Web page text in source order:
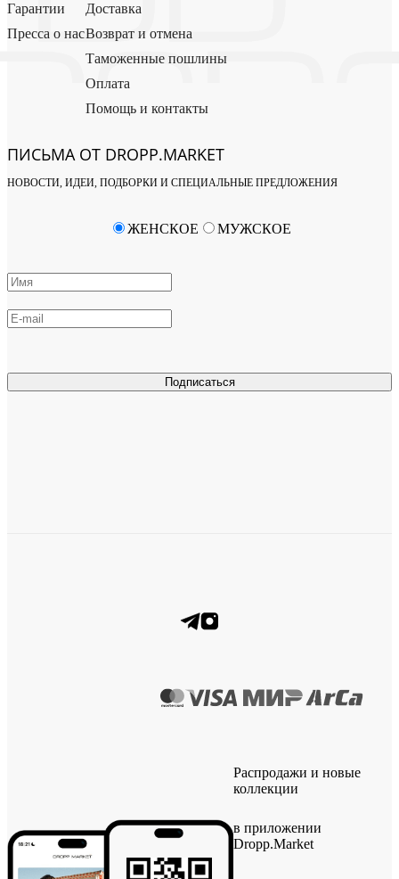
Гарантии
Пресса о нас
Доставка
Возврат и отмена
Таможенные пошлины
Оплата
Помощь и контакты
ПИСЬМА ОТ DROPP.MARKET
НОВОСТИ, ИДЕИ, ПОДБОРКИ И СПЕЦИАЛЬНЫЕ ПРЕДЛОЖЕНИЯ
Подписаться
ЖЕНСКОЕ МУЖСКОЕ
Распродажи и новые
коллекции
в приложении
Dropp.Market